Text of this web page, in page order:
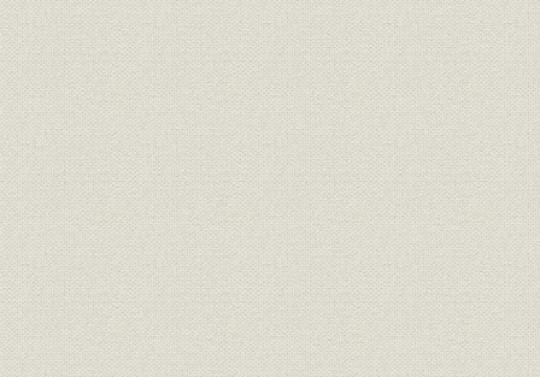
第1章 戦後復興期(昭和20年―昭和30年)
第1節 荒廃から発展へ
第2節 戦後統制のもとで
第3節 生産再開と販売
第4節 業績の推移と人事・労務
第2章 高度経済成長下の競争と発展(昭和31年―昭和43年)
第1節 競争の開始と経営規模の拡大
第2節 新製法の工業化と研究開発体制の整備